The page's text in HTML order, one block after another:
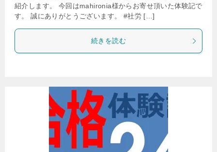
紹介します。 今回はmahironia様からお寄せ頂いた体験記で
す。 誠にありがとうございます。 #社労 […]
続きを読む